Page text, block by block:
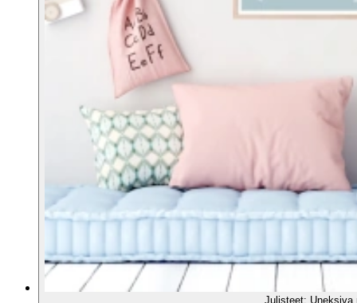
Julisteet: Uneksiva